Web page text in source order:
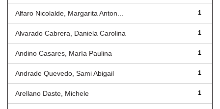
1
Alfaro Nicolalde, Margarita Anton...
1
Alvarado Cabrera, Daniela Carolina
1
Andino Casares, María Paulina
1
Andrade Quevedo, Sami Abigail
1
Arellano Daste, Michele